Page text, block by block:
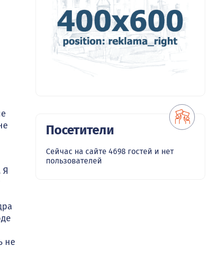
Я
не
Посетители
Сейчас на сайте 4698 гостей и нет
пользователей